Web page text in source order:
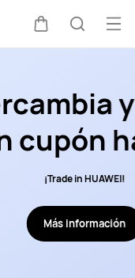
Carrito
obtén
más